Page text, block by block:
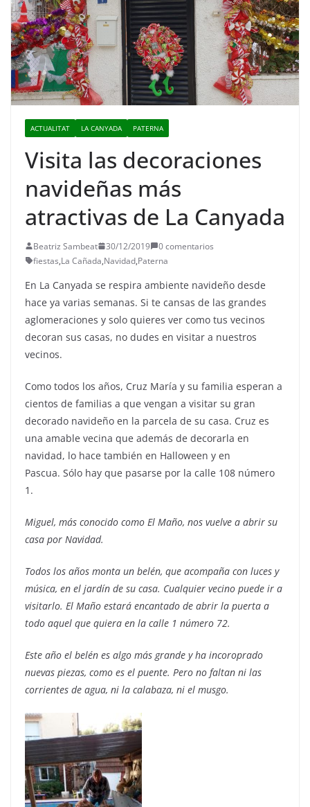
ACTUALITAT LA CANYADA PATERNA
Visita las decoraciones
navideñas más
atractivas de La Canyada
Beatriz Sambeat 30/12/2019
0 comentarios
fiestas,La Cañada,Navidad,Paterna
En La Canyada se respira ambiente navideño desde
hace ya varias semanas. Si te cansas de las grandes
aglomeraciones y solo quieres ver como tus vecinos
decoran sus casas, no dudes en visitar a nuestros
vecinos.
Como todos los años, Cruz María y su familia esperan a
cientos de familias a que vengan a visitar su gran
decorado navideño en la parcela de su casa. Cruz es
una amable vecina que además de decorarla en
navidad, lo hace también en Halloween y en
Pascua. Sólo hay que pasarse por la calle 108 número
1.
Miguel, más conocido como El Maño, nos vuelve a abrir su
casa por Navidad.
Todos los años monta un belén, que acompaña con luces y
música, en el jardín de su casa. Cualquier vecino puede ir a
visitarlo. El Maño estará encantado de abrir la puerta a
todo aquel que quiera en la calle 1 número 72.
Este año el belén es algo más grande y ha incoroprado
nuevas piezas, como es el puente. Pero no faltan ni las
corrientes de agua, ni la calabaza, ni el musgo.